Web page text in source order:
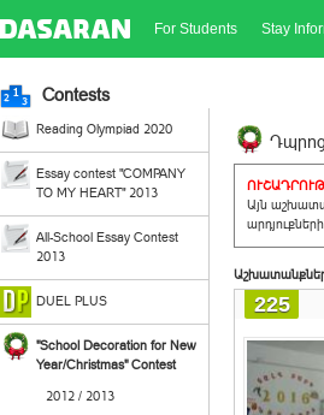
For Students Stay
Contests
Reading Olympiad 2020
Essay contest "COMPANY
TO MY HEART" 2013
All-School Essay Contest
2013
DUEL PLUS
"School Decoration for New
Year/Christmas" Contest
2012 / 2013
Այն
225